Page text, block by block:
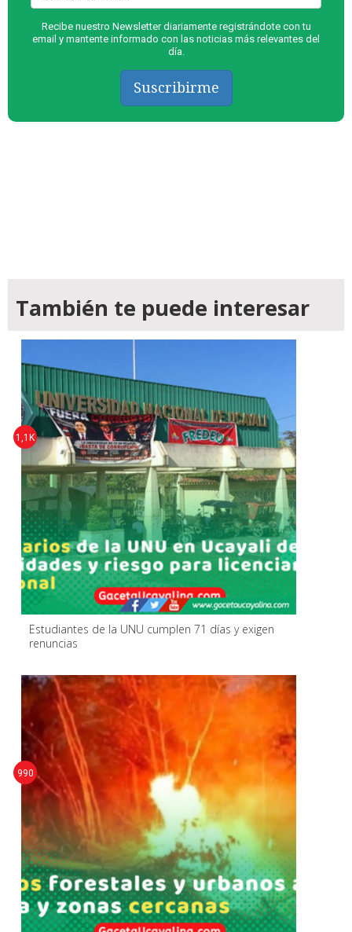
Recibe nuestro Newsletter diariamente registrándote con tu
email y mantente informado con las noticias más relevantes del
día.
Suscribirme
También te puede interesar
Estudiantes de la UNU cumplen 71 días y exigen
renuncias
1,1K
990